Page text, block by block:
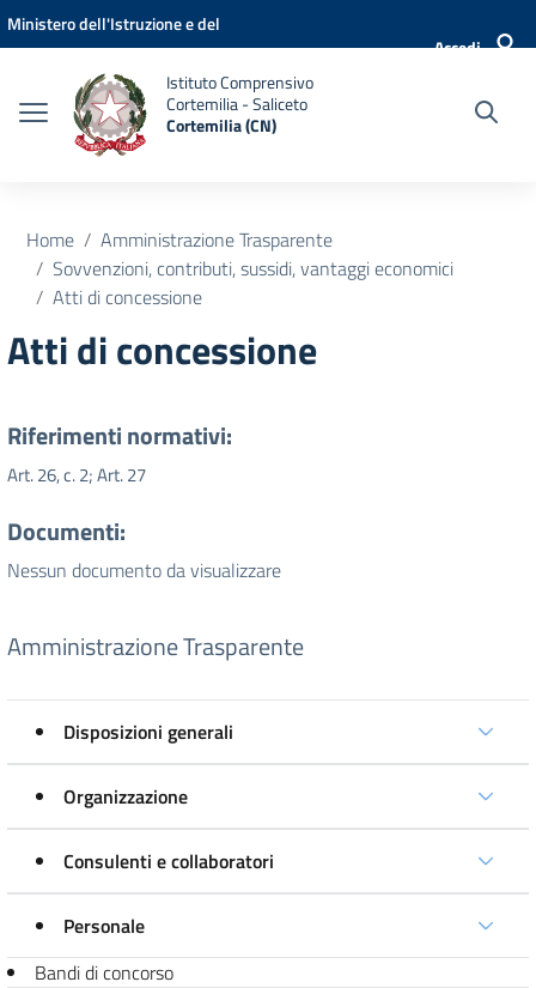
Vai ai contenuti
Vai al menu di navigazione
Vai al footer
Ministero dell'Istruzione e del
Accedi
Istituto Comprensivo
Cortemilia - Saliceto
Cortemilia (CN)
Home
Amministrazione Trasparente
Sovvenzioni, contributi, sussidi, vantaggi economici
Atti di concessione
Atti di concessione
Riferimenti normativi:
Art. 26, c. 2; Art. 27
Documenti:
Nessun documento da visualizzare
Amministrazione Trasparente
Disposizioni generali
Organizzazione
Consulenti e collaboratori
Personale
Bandi di concorso